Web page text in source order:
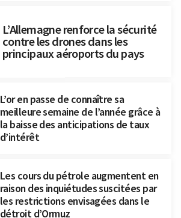
L’Allemagne renforce la sécurité
contre les drones dans les
principaux aéroports du pays
L’or en passe de connaître sa
meilleure semaine de l’année grâce à
la baisse des anticipations de taux
d’intérêt
Les cours du pétrole augmentent en
raison des inquiétudes suscitées par
les restrictions envisagées dans le
détroit d’Ormuz